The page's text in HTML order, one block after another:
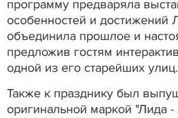
программу предваряла
особенностей и достижений
объединила прошлое и
предложив гостям
одной из его старейших улиц.
Также к празднику был
оригинальной маркой "Лида -